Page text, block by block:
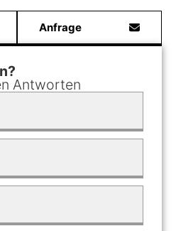
Anfrage
Antworten